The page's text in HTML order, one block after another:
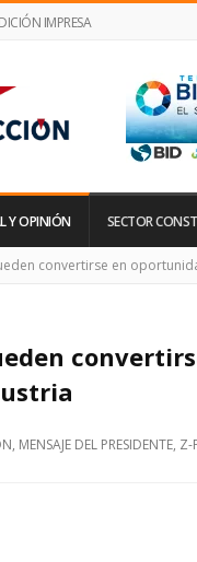
IMPRESA
Y OPINIÓN SECTOR
convertirse en
, MENSAJE DEL PRESIDENTE, Z-